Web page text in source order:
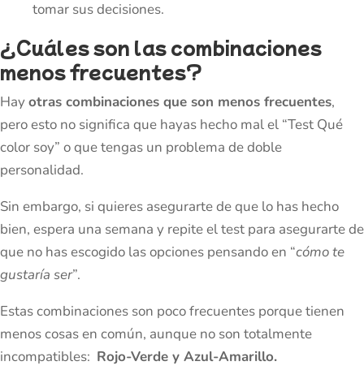
tomar sus decisiones.
¿Cuáles son las combinaciones
menos frecuentes?
Hayotras combinaciones que son menos frecuentes,
pero esto no significa que hayas hecho mal el “Test Qué
color soy” o que tengas un problema de doble
personalidad.
Sin embargo, si quieres asegurarte de que lo has hecho
bien, espera una semana y repite el test para asegurarte de
que no has escogido las opciones pensando en “cómo te
gustaría ser”.
Estas combinaciones son poco frecuentes porque tienen
menos cosas en común, aunque no son totalmente
incompatibles: Rojo-Verde y Azul-Amarillo.